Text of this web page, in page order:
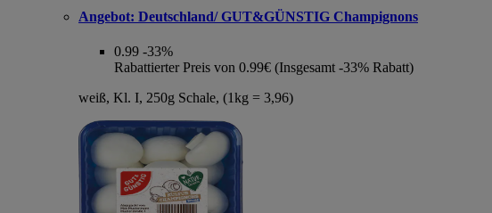
Angebot: Deutschland/ GUT&GÜNSTIG Champignons
0.99 -33%
Rabattierter Preis von 0.99€ (Insgesamt -33% Rabatt)
weiß, Kl. I, 250g Schale, (1kg = 3,96)